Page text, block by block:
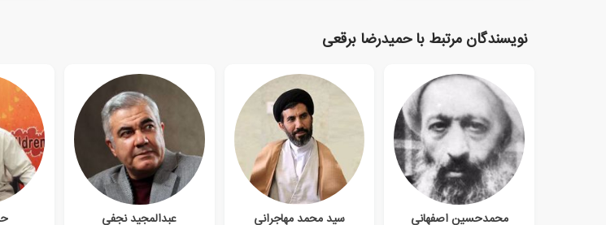
نویسندگان مرتبط با حمیدرضا برقعی
محمدحسین اصفهانی سید محمد مهاجرانی عبدالمجید نجفی